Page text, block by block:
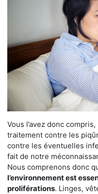
Vous l’avez donc
traitement contre les
contre les éventuelles
fait de notre
Nous comprenons donc
l’environnement est
proliférations. Linges,